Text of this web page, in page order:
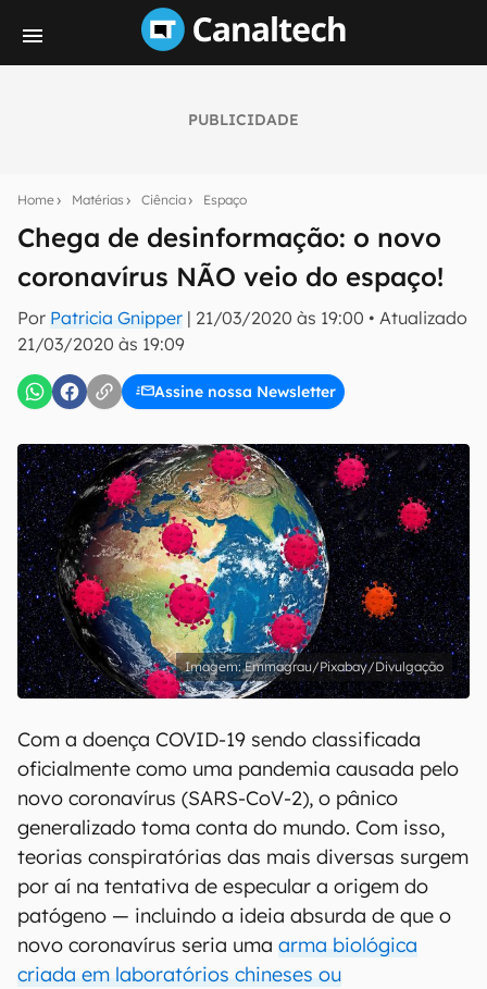
PUBLICIDADE
Home Matérias Ciência Espaço
Chega de desinformação: o novo
coronavírus NÃO veio do espaço!
Por Patricia Gnipper | 21/03/2020 às 19:00 • Atualizado
21/03/2020 às 19:09
Assine nossa Newsletter
notícias e reviews sobre tecnologia em primeira
E-mail
Uso e Política de Privacidade do Canaltech.
Emmagrau/Pixabay/Divulgação
Com a doença COVID-19 sendo classificada
oficialmente como uma pandemia causada pelo
novo coronavírus (SARS-CoV-2), o pânico
generalizado toma conta do mundo. Com isso,
teorias conspiratórias das mais diversas surgem
por aí na tentativa de especular a origem do
patógeno — incluindo a ideia absurda de que o
novo coronavírus seria uma arma biológica
criada em laboratórios chineses ou